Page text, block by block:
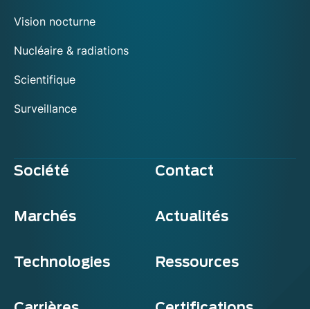
Vision nocturne
Nucléaire & radiations
Scientifique
Surveillance
Société Contact
Marchés Actualités
Technologies Ressources